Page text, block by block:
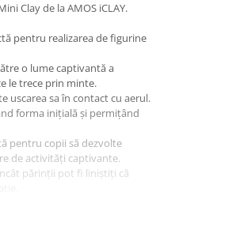
Clay de la AMOS iCLAY.
pentru realizarea de figurine
o lume captivantă a
le trece prin minte.
uscarea sa în contact cu aerul.
forma inițială și permițând
pentru copii să dezvolte
de activități captivante.
părinții pot fi liniștiți că
noi, iar plastilina nu se